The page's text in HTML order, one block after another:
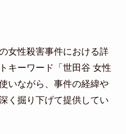
女性殺害事件における詳
キーワード「世田谷 女性
いながら、事件の経緯や
く掘り下げて提供してい